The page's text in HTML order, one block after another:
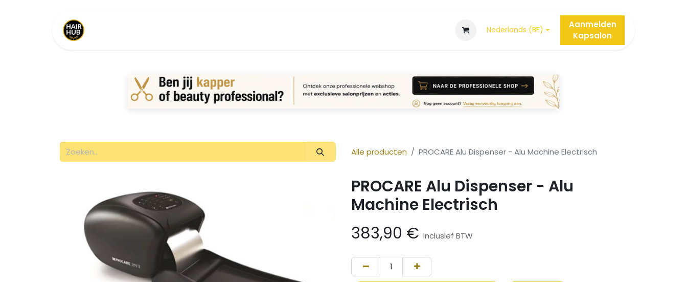
Nederlands (BE)
Aanmelden
Kapsalon
Alle producten PROCARE Alu Dispenser - Alu Machine Electrisch
PROCARE Alu Dispenser - Alu
Machine Electrisch
383,90 € Inclusief BTW